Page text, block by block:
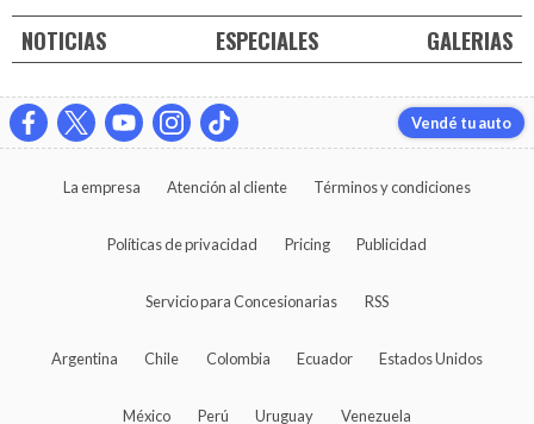
NOTICIAS ESPECIALES GALERIAS
Vendé tu auto
La empresa Atención al cliente Términos y condiciones
Políticas de privacidad Pricing Publicidad
Servicio para Concesionarias RSS
Argentina Chile Colombia Ecuador Estados Unidos
México Perú Uruguay Venezuela